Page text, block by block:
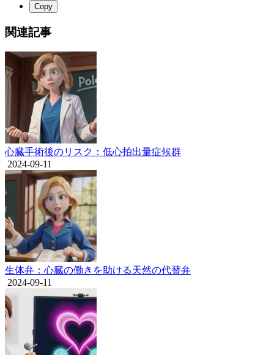
Copy
関連記事
心臓手術後のリスク：低心拍出量症候群
2024-09-11
生体弁：心臓の働きを助ける天然の代替弁
2024-09-11